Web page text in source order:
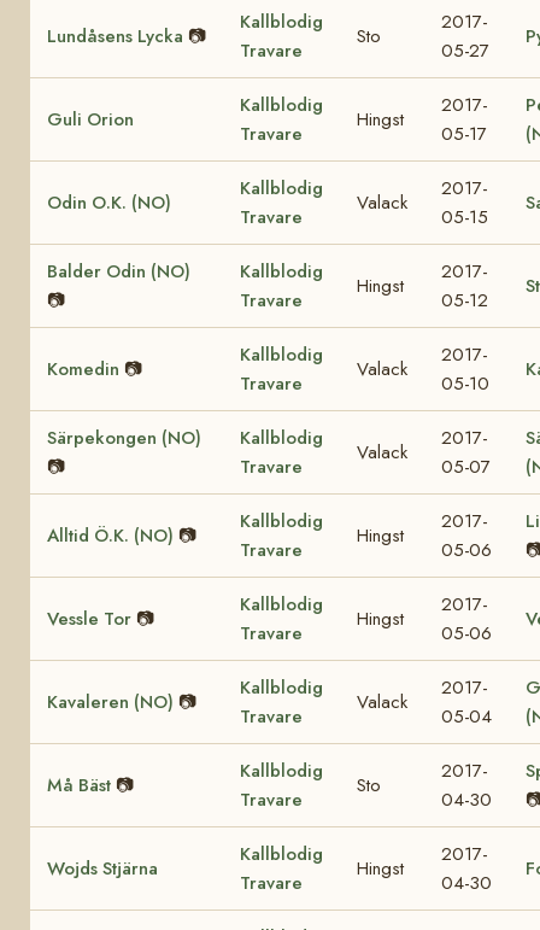
Lundåsens Lycka 📷
Kallblodig
Travare
Sto
2017-
05-27
Guli Orion
Kallblodig
Travare
Hingst
2017-
05-17
Odin O.K. (NO)
Kallblodig
Travare
Valack
2017-
05-15
Balder Odin (NO)
📷
Kallblodig
Travare
Hingst
2017-
05-12
Komedin 📷
Kallblodig
Travare
Valack
2017-
05-10
Särpekongen (NO)
📷
Kallblodig
Travare
Valack
2017-
05-07
Alltid Ö.K. (NO) 📷
Kallblodig
Travare
Hingst
2017-
05-06
Vessle Tor 📷
Kallblodig
Travare
Hingst
2017-
05-06
Kavaleren (NO) 📷
Kallblodig
Travare
Valack
2017-
05-04
Må Bäst 📷
Kallblodig
Travare
Sto
2017-
04-30
Wojds Stjärna
Kallblodig
Travare
Hingst
2017-
04-30